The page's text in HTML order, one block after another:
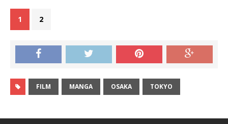
1 2
FILM MANGA OSAKA TOKYO